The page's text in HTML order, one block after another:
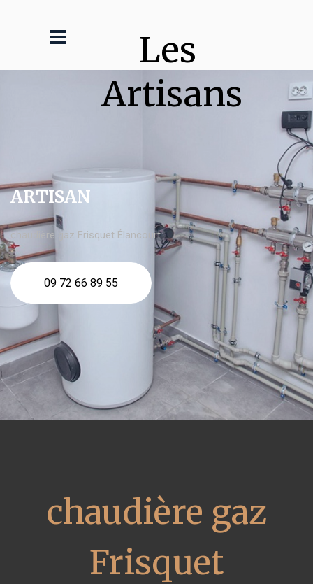
Les
Artisans
ARTISAN
chaudière gaz Frisquet Élancourt
09 72 66 89 55
chaudière gaz
Frisquet